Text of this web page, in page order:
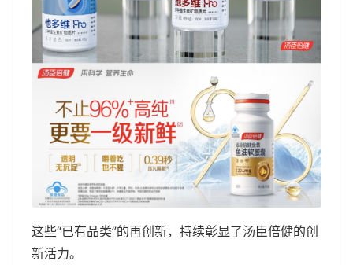
这些“已有品类”的再创新，持续彰显了汤臣倍健的创
新活力。